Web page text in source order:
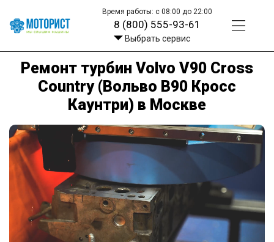
Время работы: с 08:00 до 22:00
8 (800) 555-93-61
Выбрать сервис
Ремонт турбин Volvo V90 Cross
Country (Вольво В90 Кросс
Каунтри) в Москве